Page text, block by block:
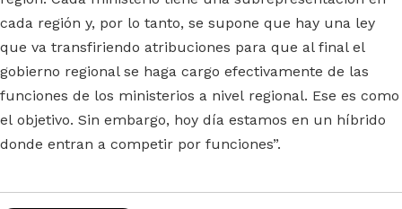
cada región y, por lo tanto, se supone que hay una ley
que va transfiriendo atribuciones para que al final el
gobierno regional se haga cargo efectivamente de las
funciones de los ministerios a nivel regional. Ese es como
el objetivo. Sin embargo, hoy día estamos en un híbrido
donde entran a competir por funciones”.